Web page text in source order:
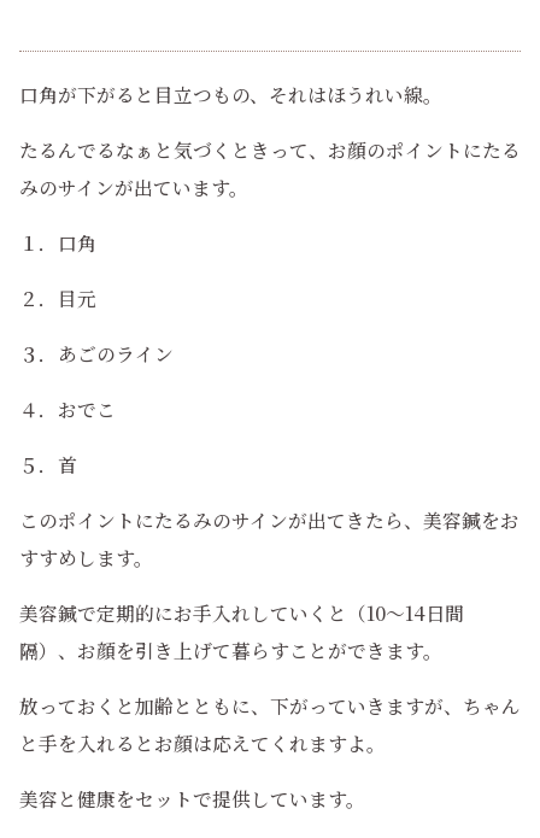
口角が下がると目立つもの、それはほうれい線。
たるんでるなぁと気づくときって、お顔のポイントにたる
みのサインが出ています。
１．口角
２．目元
３．あごのライン
４．おでこ
５．首
このポイントにたるみのサインが出てきたら、美容鍼をお
すすめします。
美容鍼で定期的にお手入れしていくと（10～14日間
隔）、お顔を引き上げて暮らすことができます。
放っておくと加齢とともに、下がっていきますが、ちゃん
と手を入れるとお顔は応えてくれますよ。
美容と健康をセットで提供しています。